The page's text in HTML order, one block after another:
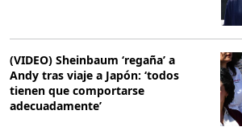
(VIDEO) Sheinbaum ‘regaña’ a
Andy tras viaje a Japón: ‘todos
tienen que comportarse
adecuadamente’